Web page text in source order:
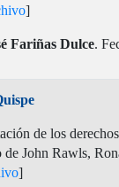
]
Fariñas Dulce.
de los
de John Rawls,
]